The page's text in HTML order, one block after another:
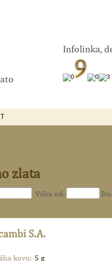
Infolinka,
zlata
Váha od: Do:
S.A.
kovu: 5 g